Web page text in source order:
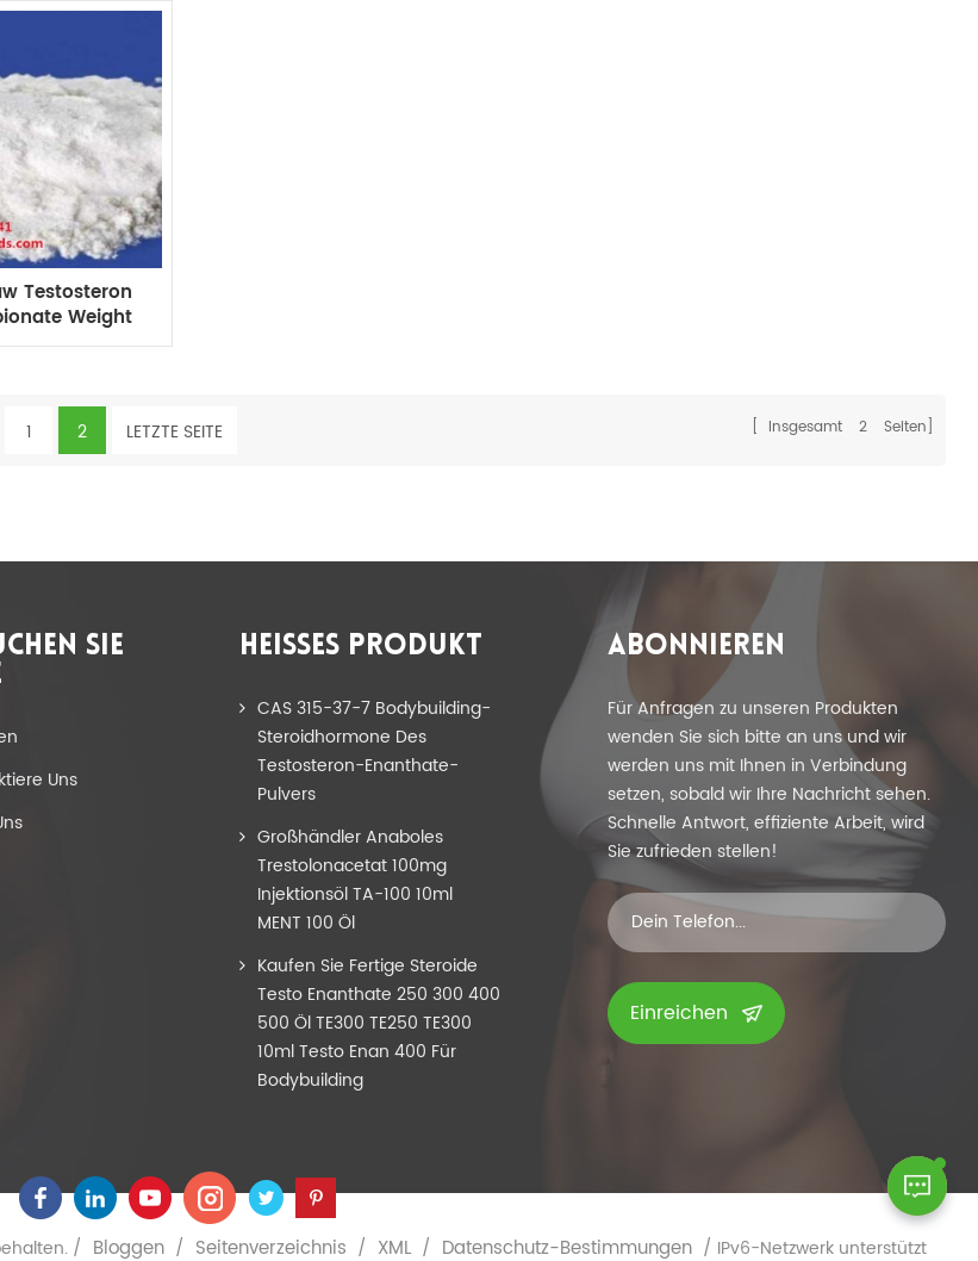
Testosteron
Weight
Reinheit
1 2 LETZTE SEITE [ Insgesamt 2 Seiten]
SIE
Uns
HEISSES PRODUKT
CAS 315-37-7 Bodybuilding-
Steroidhormone Des
Testosteron-Enanthate-
Pulvers
Großhändler Anaboles
Trestolonacetat 100mg
Injektionsöl TA-100 10ml
MENT 100 Öl
Kaufen Sie Fertige Steroide
Testo Enanthate 250 300 400
500 Öl TE300 TE250 TE300
10ml Testo Enan 400 Für
Bodybuilding
ABONNIEREN
Für Anfragen zu unseren Produkten
wenden Sie sich bitte an uns und wir
werden uns mit Ihnen in Verbindung
setzen, sobald wir Ihre Nachricht sehen.
Schnelle Antwort, effiziente Arbeit, wird
Sie zufrieden stellen!
Einreichen
/ Bloggen / Seitenverzeichnis / XML / Datenschutz-Bestimmungen / IPv6-Netzwerk unterstützt